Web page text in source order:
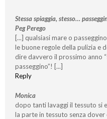
Stessa spiaggia, stesso…
Peg Perego
[...] qualsiasi mare o
le buone regole della pulizia e
dire davvero il prossimo anno
passeggino”! [...]
Reply
Monica
dopo tanti lavaggi il tessuto si
la parte in tessuto senza